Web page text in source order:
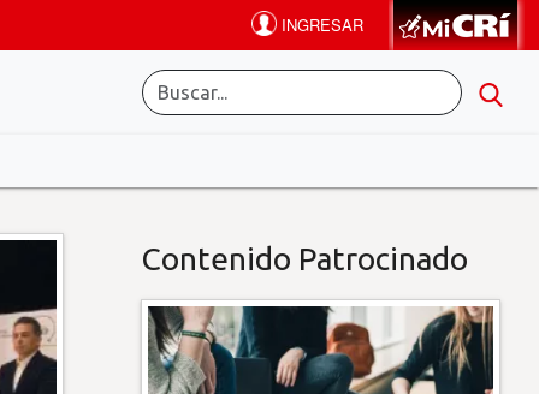
Contenido Patrocinado